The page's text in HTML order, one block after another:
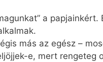
a papjainkért.
más az egész –
e, mert rengeteg